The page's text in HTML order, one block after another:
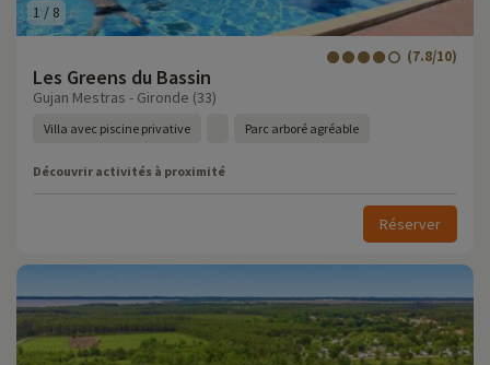
1 / 8
Les Greens du Bassin
(7.8/10)
Gujan Mestras - Gironde (33)
Villa avec piscine privative Parc arboré agréable
Découvrir activités à proximité
Réserver